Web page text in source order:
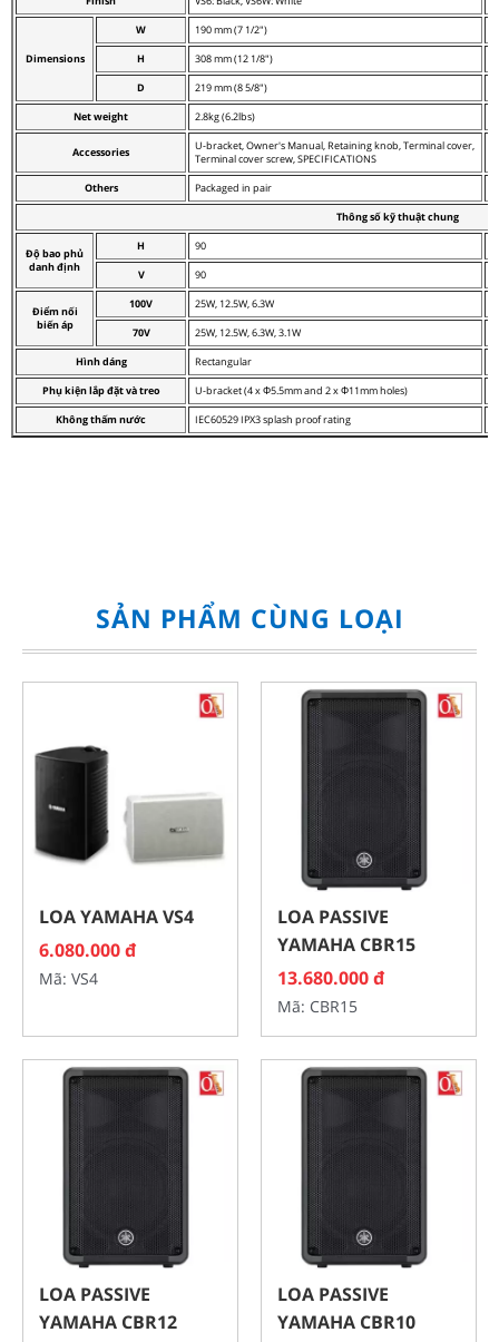
Dimensions
W 190 mm (7 1/2")
H
308 mm (12 1/8")
D
219 mm (8 5/8")
Net weight
2.8kg (6.2lbs)
Accessories
U-bracket, Owner's Manual, Retaining knob, Terminal cover,
Terminal cover screw, SPECIFICATIONS
Others
Packaged in pair
Thông số kỹ thuật chung
Độ bao phủ
danh định
H 90
V
90
Điểm nối
biến áp
100V 25W, 12.5W, 6.3W
70V
25W, 12.5W, 6.3W, 3.1W
Hình dáng
Rectangular
Phụ kiện lắp đặt và treo
U-bracket (4 x Φ5.5mm and 2 x Φ11mm holes)
Không thấm nước
IEC60529 IPX3 splash proof rating
SẢN PHẨM CÙNG LOẠI
LOA YAMAHA VS4
6.080.000 đ
Mã: VS4
LOA PASSIVE
YAMAHA CBR15
13.680.000 đ
Mã: CBR15
LOA PASSIVE
YAMAHA CBR12
LOA PASSIVE
YAMAHA CBR10